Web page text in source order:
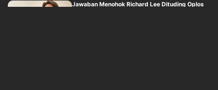
Jawaban Menohok Richard Lee Dituding Oplos